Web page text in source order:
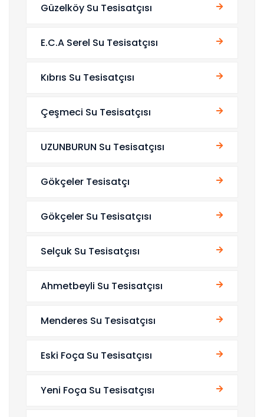
Güzelköy Su Tesisatçısı
E.C.A Serel Su Tesisatçısı
Kıbrıs Su Tesisatçısı
Çeşmeci Su Tesisatçısı
UZUNBURUN Su Tesisatçısı
Gökçeler Tesisatçı
Gökçeler Su Tesisatçısı
Selçuk Su Tesisatçısı
Ahmetbeyli Su Tesisatçısı
Menderes Su Tesisatçısı
Eski Foça Su Tesisatçısı
Yeni Foça Su Tesisatçısı